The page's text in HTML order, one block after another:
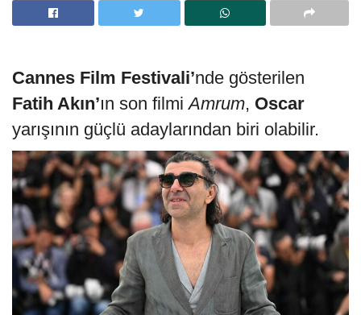
Cannes Film Festivali’nde gösterilen
Fatih Akın’ın son filmiAmrum, Oscar
yarışının güçlü adaylarından biri olabilir.